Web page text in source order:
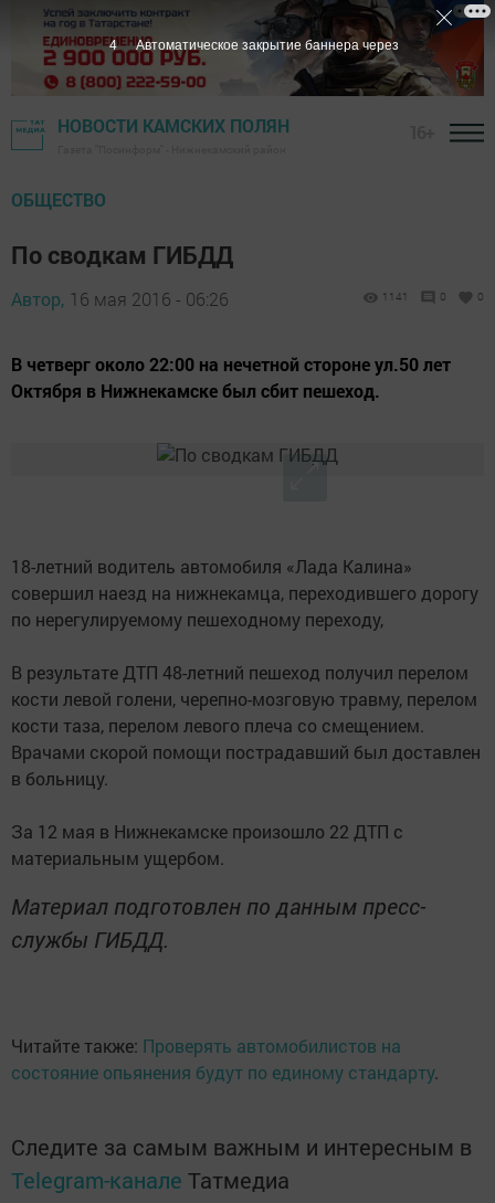
НОВОСТИ КАМСКИХ ПОЛЯН
ОБЩЕСТВО
По сводкам ГИБДД
Автор, 16 мая 2016 - 06:26 1141 0 0
В четверг около 22:00 на нечетной стороне ул.50 лет
Октября в Нижнекамске был сбит пешеход.
18-летний водитель автомобиля «Лада Калина»
совершил наезд на нижнекамца, переходившего дорогу
по нерегулируемому пешеходному переходу,
В результате ДТП 48-летний пешеход получил перелом
кости левой голени, черепно-мозговую травму, перелом
кости таза, перелом левого плеча со смещением.
Врачами скорой помощи пострадавший был доставлен
в больницу.
За 12 мая в Нижнекамске произошло 22 ДТП с
материальным ущербом.
Материал подготовлен по данным пресс-
службы ГИБДД.
Читайте также: Проверять автомобилистов на
состояние опьянения будут по единому стандарту.
Следите за самым важным и интересным в
Telegram-канале Татмедиа
3 Автоматическое закрытие баннера через